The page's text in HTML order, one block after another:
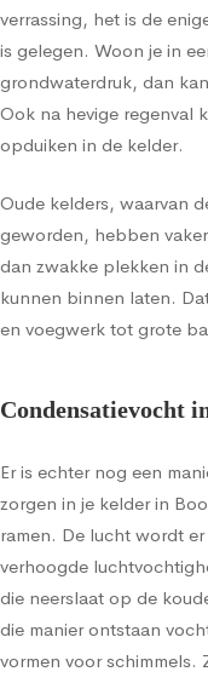
verrassing, het is de
is gelegen. Woon je in
grondwaterdruk, dan
Ook na hevige regenval
opduiken in de kelder.
Oude kelders, waarvan
geworden, hebben
dan zwakke plekken in
kunnen binnen laten.
en voegwerk tot grote
Condensatievocht
Er is echter nog een
zorgen in je kelder in
ramen. De lucht wordt
verhoogde
die neerslaat op de
die manier ontstaan
vormen voor schimmels.